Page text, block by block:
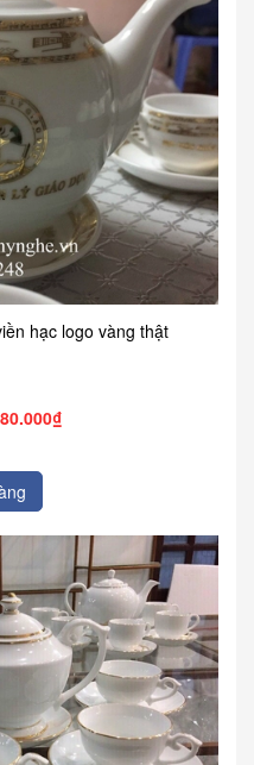
hạc logo vàng thật